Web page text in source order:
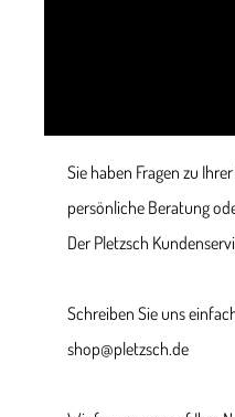
Sie haben Fragen zu
persönliche Beratung
Der Pletzsch
Schreiben Sie uns
shop@pletzsch.de